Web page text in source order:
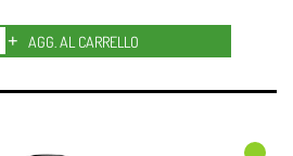
Quantità
AGG. AL CARRELLO